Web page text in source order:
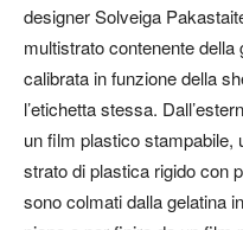
designer Solveiga
multistrato contenente
calibrata in funzione della
l’etichetta stessa.
un film plastico stampabile,
strato di plastica rigido con
sono colmati dalla gelatina